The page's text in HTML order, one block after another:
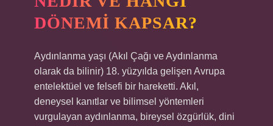
DÖNEMI KAPSAR?
Aydınlanma yaşı (Akıl Çağı ve Aydınlanma
olarak da bilinir) 18. yüzyılda gelişen Avrupa
entelektüel ve felsefi bir hareketti. Akıl,
deneysel kanıtlar ve bilimsel yöntemleri
vurgulayan aydınlanma, bireysel özgürlük, dini